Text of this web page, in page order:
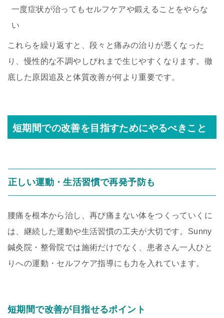
一度症状が治ってもセルフケアや鍛えることをやらな
い
これらを繰り返すと、段々と痛みの治りが悪くなった
り、慢性的な不調やしびれまで生じやすくなります。徹
底した原因追及と体質改善が何より重要です。
短期間での改善を目指すためにやるべきこと
正しい運動・生活習慣で再発予防も
腰痛を根本から治し、再び痛まない体をつくっていくに
は、継続した運動や生活習慣の工夫が大切です。Sunny
鍼灸院・整骨院では施術だけでなく、患者さん一人ひと
りへの運動・セルフケア指導にも力を入れています。
短期間で改善が目指せるポイント